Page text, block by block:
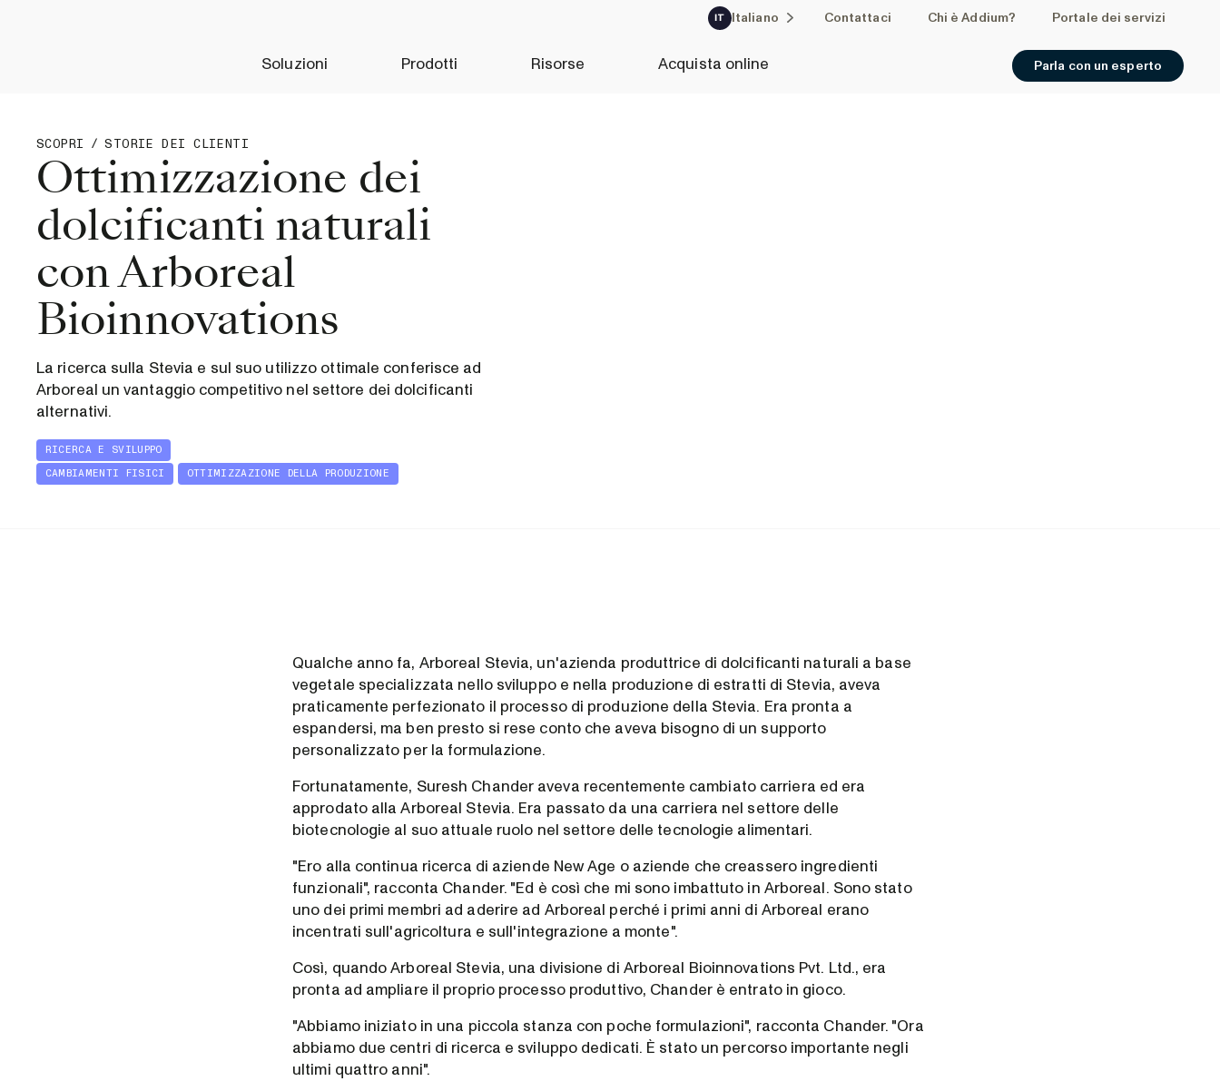
IT Italiano Contattaci Chi è Addium? Portale dei servizi
Soluzioni Prodotti Risorse Acquista online Parla con un esperto
SCOPRI / STORIE DEI CLIENTI
Ottimizzazione dei
dolcificanti naturali
con Arboreal
Bioinnovations
La ricerca sulla Stevia e sul suo utilizzo ottimale conferisce ad
Arboreal un vantaggio competitivo nel settore dei dolcificanti
alternativi.
RICERCA E SVILUPPO
CAMBIAMENTI FISICI
OTTIMIZZAZIONE DELLA PRODUZIONE
Qualche anno fa, Arboreal Stevia, un'azienda produttrice di dolcificanti naturali a base
vegetale specializzata nello sviluppo e nella produzione di estratti di Stevia, aveva
praticamente perfezionato il processo di produzione della Stevia. Era pronta a
espandersi, ma ben presto si rese conto che aveva bisogno di un supporto
personalizzato per la formulazione.
Fortunatamente, Suresh Chander aveva recentemente cambiato carriera ed era
approdato alla Arboreal Stevia. Era passato da una carriera nel settore delle
biotecnologie al suo attuale ruolo nel settore delle tecnologie alimentari.
"Ero alla continua ricerca di aziende New Age o aziende che creassero ingredienti
funzionali", racconta Chander. "Ed è così che mi sono imbattuto in Arboreal. Sono stato
uno dei primi membri ad aderire ad Arboreal perché i primi anni di Arboreal erano
incentrati sull'agricoltura e sull'integrazione a monte".
Così, quando Arboreal Stevia, una divisione di Arboreal Bioinnovations Pvt. Ltd., era
pronta ad ampliare il proprio processo produttivo, Chander è entrato in gioco.
"Abbiamo iniziato in una piccola stanza con poche formulazioni", racconta Chander. "Ora
abbiamo due centri di ricerca e sviluppo dedicati. È stato un percorso importante negli
ultimi quattro anni".